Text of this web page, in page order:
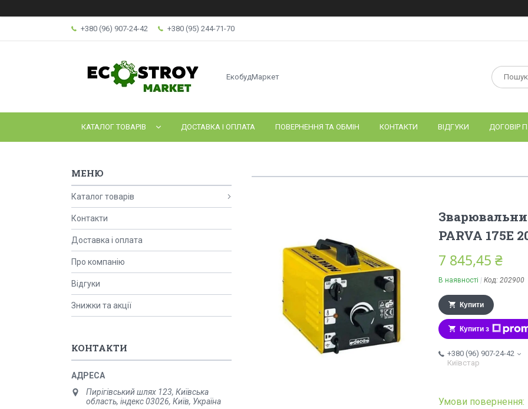
+380 (96) 907-24-42 +380 (95) 244-71-70
ЕкобудМаркет
КАТАЛОГ ТОВАРІВ ДОСТАВКА І ОПЛАТА ПОВЕРНЕННЯ ТА ОБМІН КОНТАКТИ ВІДГУКИ ДОГОВІР
PARVA 175E
7 845,45 ₴
В наявності Код: 202900
Купити
Купити з
+380 (96) 907-24-42
Київстар
Каталог товарів
Контакти
Доставка і оплата
Про компанію
Відгуки
Знижки та акції
КОНТАКТИ
Пирігівський шлях 123, Київська
область, індекс 03026, Київ, Україна